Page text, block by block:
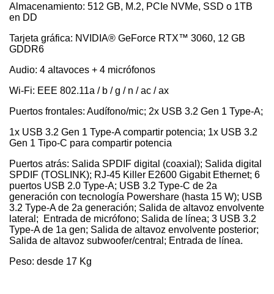
Almacenamiento: 512 GB, M.2, PCIe NVMe, SSD o 1TB
en DD
Tarjeta gráfica: NVIDIA® GeForce RTX™ 3060, 12 GB
GDDR6
Audio: 4 altavoces + 4 micrófonos
Wi-Fi: EEE 802.11a / b / g / n / ac / ax
Puertos frontales: Audífono/mic; 2x USB 3.2 Gen 1 Type-A;
1x USB 3.2 Gen 1 Type-A compartir potencia; 1x USB 3.2
Gen 1 Tipo-C para compartir potencia
Puertos atrás: Salida SPDIF digital (coaxial); Salida digital
SPDIF (TOSLINK); RJ-45 Killer E2600 Gigabit Ethernet; 6
puertos USB 2.0 Type-A; USB 3.2 Type-C de 2a
generación con tecnología Powershare (hasta 15 W); USB
3.2 Type-A de 2a generación; Salida de altavoz envolvente
lateral; Entrada de micrófono; Salida de línea; 3 USB 3.2
Type-A de 1a gen; Salida de altavoz envolvente posterior;
Salida de altavoz subwoofer/central; Entrada de línea.
Peso: desde 17 Kg